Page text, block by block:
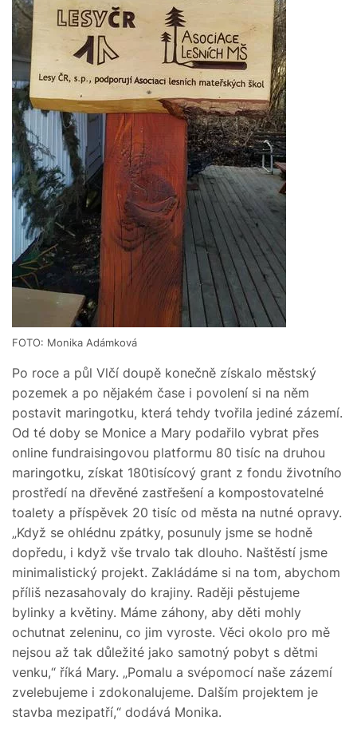
FOTO: Monika Adámková
Po roce a půl Vlčí doupě konečně získalo městský
pozemek a po nějakém čase i povolení si na něm
postavit maringotku, která tehdy tvořila jediné zázemí.
Od té doby se Monice a Mary podařilo vybrat přes
online fundraisingovou platformu 80 tisíc na druhou
maringotku, získat 180tisícový grant z fondu životního
prostředí na dřevěné zastřešení a kompostovatelné
toalety a příspěvek 20 tisíc od města na nutné opravy.
„Když se ohlédnu zpátky, posunuly jsme se hodně
dopředu, i když vše trvalo tak dlouho. Naštěstí jsme
minimalistický projekt. Zakládáme si na tom, abychom
příliš nezasahovaly do krajiny. Raději pěstujeme
bylinky a květiny. Máme záhony, aby děti mohly
ochutnat zeleninu, co jim vyroste. Věci okolo pro mě
nejsou až tak důležité jako samotný pobyt s dětmi
venku,“ říká Mary. „Pomalu a svépomocí naše zázemí
zvelebujeme i zdokonalujeme. Dalším projektem je
stavba mezipatří,“ dodává Monika.